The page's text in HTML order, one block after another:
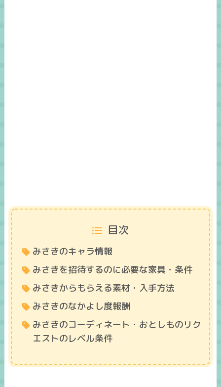
目次
みさきのキャラ情報
みさきを招待するのに必要な家具・条件
みさきからもらえる素材・入手方法
みさきのなかよし度報酬
みさきのコーディネート・おとしものリク
エストのレベル条件